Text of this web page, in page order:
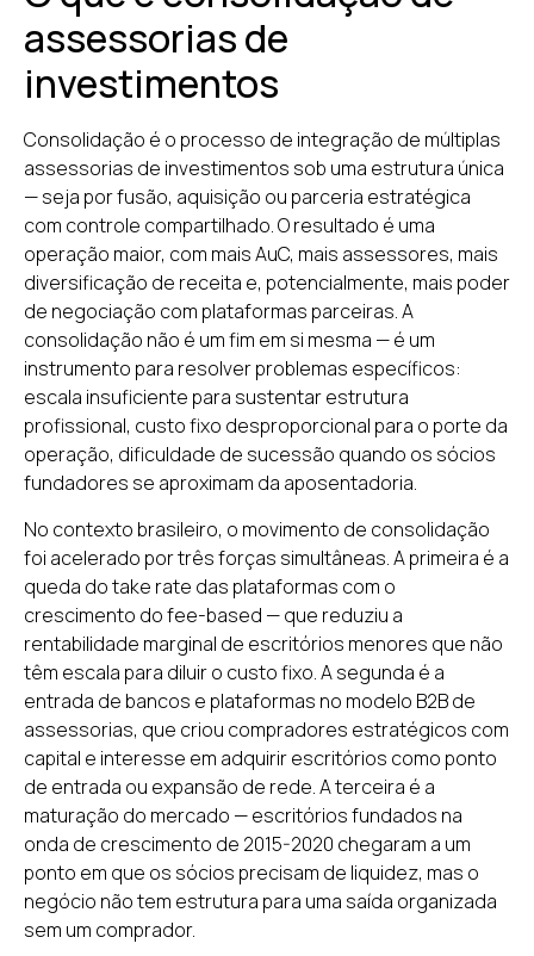
assessorias de
investimentos
Consolidação é o processo de integração de múltiplas
assessorias de investimentos sob uma estrutura única
— seja por fusão, aquisição ou parceria estratégica
com controle compartilhado. O resultado é uma
operação maior, com mais AuC, mais assessores, mais
diversificação de receita e, potencialmente, mais poder
de negociação com plataformas parceiras. A
consolidação não é um fim em si mesma — é um
instrumento para resolver problemas específicos:
escala insuficiente para sustentar estrutura
profissional, custo fixo desproporcional para o porte da
operação, dificuldade de sucessão quando os sócios
fundadores se aproximam da aposentadoria.
No contexto brasileiro, o movimento de consolidação
foi acelerado por três forças simultâneas. A primeira é a
queda do take rate das plataformas com o
crescimento do fee-based — que reduziu a
rentabilidade marginal de escritórios menores que não
têm escala para diluir o custo fixo. A segunda é a
entrada de bancos e plataformas no modelo B2B de
assessorias, que criou compradores estratégicos com
capital e interesse em adquirir escritórios como ponto
de entrada ou expansão de rede. A terceira é a
maturação do mercado — escritórios fundados na
onda de crescimento de 2015-2020 chegaram a um
ponto em que os sócios precisam de liquidez, mas o
negócio não tem estrutura para uma saída organizada
sem um comprador.